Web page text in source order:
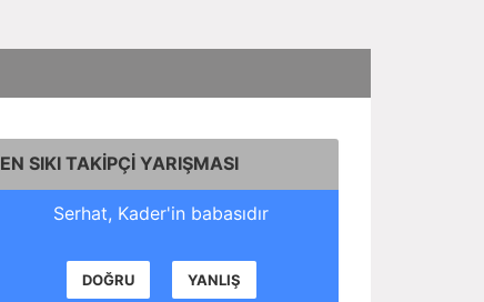
EN SIKI TAKİPÇİ YARIŞMASI
Serhat, Kader'in babasıdır
DOĞRU YANLIŞ